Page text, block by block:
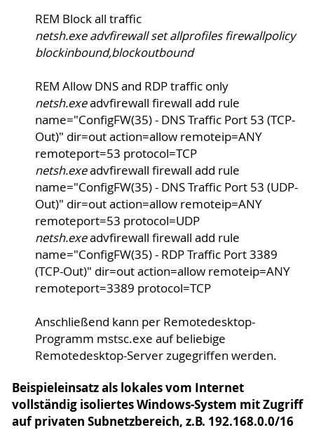
REM Block all traffic
netsh.exe advfirewall set allprofiles firewallpolicy
blockinbound,blockoutbound
REM Allow DNS and RDP traffic only
netsh.exeadvfirewall firewall add rule
name="ConfigFW(35) - DNS Traffic Port 53 (TCP-
Out)" dir=out action=allow remoteip=ANY
remoteport=53 protocol=TCP
netsh.exeadvfirewall firewall add rule
name="ConfigFW(35) - DNS Traffic Port 53 (UDP-
Out)" dir=out action=allow remoteip=ANY
remoteport=53 protocol=UDP
netsh.exeadvfirewall firewall add rule
name="ConfigFW(35) - RDP Traffic Port 3389
(TCP-Out)" dir=out action=allow remoteip=ANY
remoteport=3389 protocol=TCP
Anschließend kann per Remotedesktop-
Programm mstsc.exe auf beliebige
Remotedesktop-Server zugegriffen werden.
Beispieleinsatz als lokales vom Internet
vollständig isoliertes Windows-System mit Zugriff
auf privaten Subnetzbereich, z.B. 192.168.0.0/16